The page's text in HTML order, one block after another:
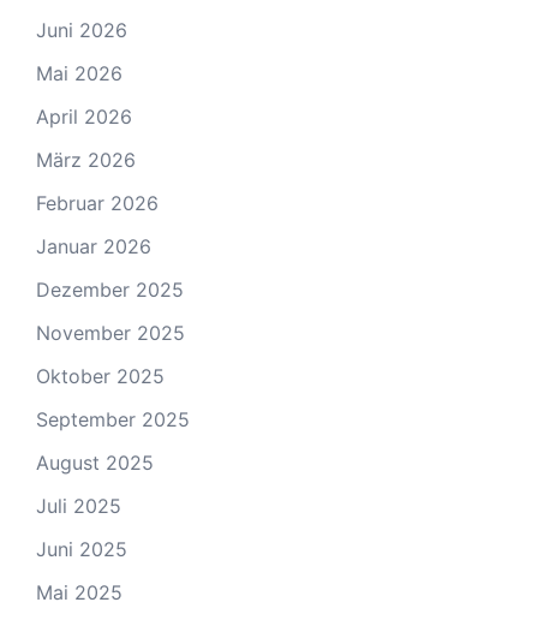
Juni 2026
Mai 2026
April 2026
März 2026
Februar 2026
Januar 2026
Dezember 2025
November 2025
Oktober 2025
September 2025
August 2025
Juli 2025
Juni 2025
Mai 2025